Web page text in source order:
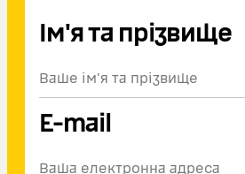
Ім'я та прізвище
E-mail